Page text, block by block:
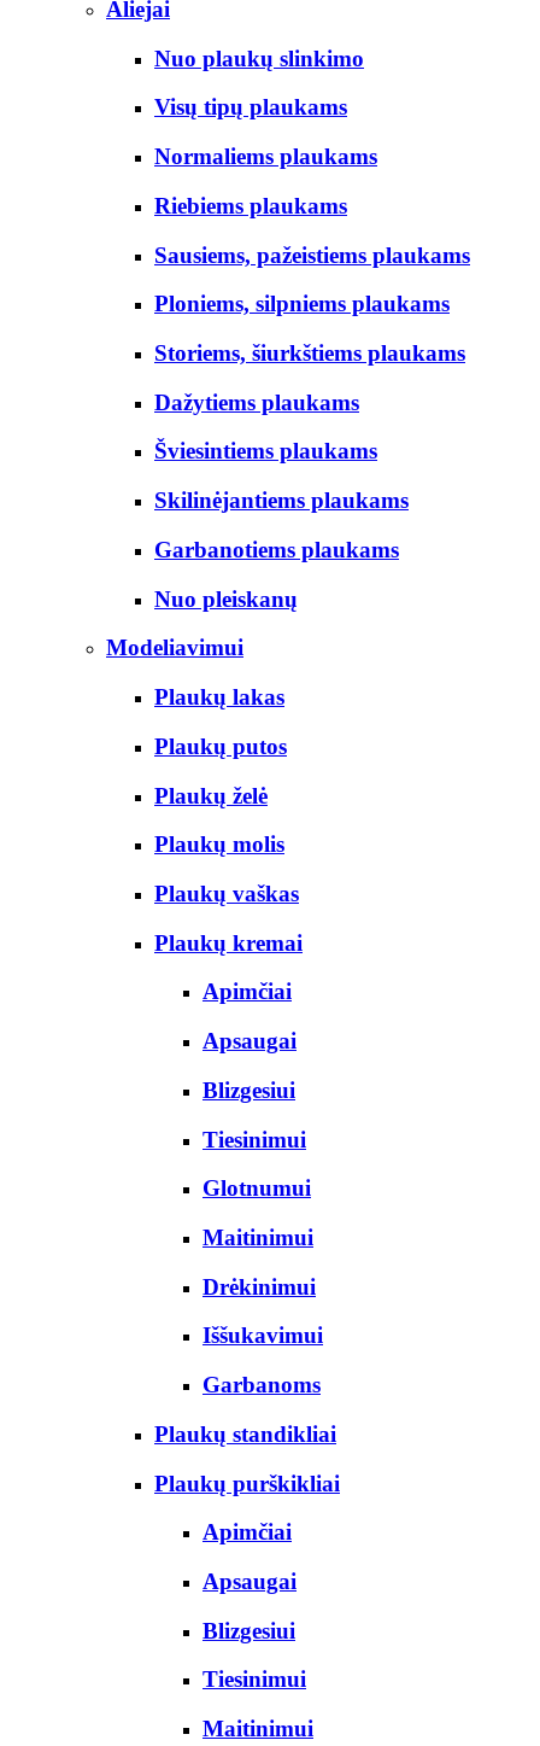
Aliejai
Nuo plaukų slinkimo
Visų tipų plaukams
Normaliems plaukams
Riebiems plaukams
Sausiems, pažeistiems plaukams
Ploniems, silpniems plaukams
Storiems, šiurkštiems plaukams
Dažytiems plaukams
Šviesintiems plaukams
Skilinėjantiems plaukams
Garbanotiems plaukams
Nuo pleiskanų
Modeliavimui
Plaukų lakas
Plaukų putos
Plaukų želė
Plaukų molis
Plaukų vaškas
Plaukų kremai
Apimčiai
Apsaugai
Blizgesiui
Tiesinimui
Glotnumui
Maitinimui
Drėkinimui
Iššukavimui
Garbanoms
Plaukų standikliai
Plaukų purškikliai
Apimčiai
Apsaugai
Blizgesiui
Tiesinimui
Maitinimui